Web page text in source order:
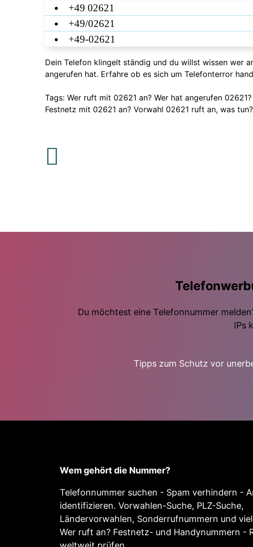
+49 02621
+49/02621
+49-02621
Dein Telefon klingelt ständig und du willst wissen wer
angerufen hat. Erfahre ob es sich um Telefonterror
Tags: Wer ruft mit 02621 an? Wer hat angerufen
Festnetz mit 02621 an? Vorwahl 02621 ruft an, was tun?
Du möchtest eine Telefonnummer
IPs
Tipps zum Schutz vor
Wem gehört die Nummer?
Telefonnummer suchen - Spam verhindern -
identifizieren. Vorwahlen-Suche, PLZ-Suche,
Ländervorwahlen, Sonderrufnummern und
Wer ruft an? Festnetz- und Handynummern -